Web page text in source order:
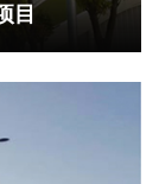
目